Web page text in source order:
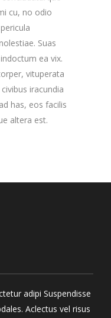
cu, no odio
Suas
ea vix.
vituperata
iracundia
has, eos facilis
altera est.
adipi Suspendisse
Aclectus vel risus